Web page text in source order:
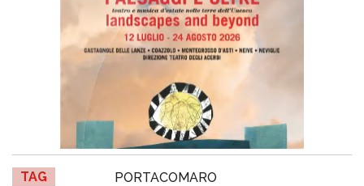
TAG
PORTACOMARO